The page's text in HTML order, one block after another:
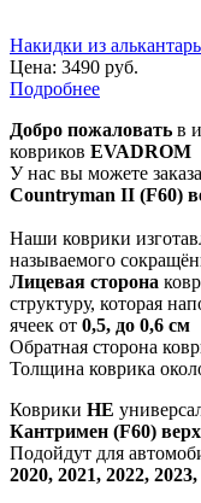
Накидки из
Цена: 3490 руб.
Подробнее
Добро пожаловать в
ковриков EVADROM
У нас вы можете
Countryman II (F60)
Наши коврики
называемого
Лицевая сторона
структуру, которая
ячеек от 0,5, до 0,6 см
Обратная сторона
Толщина коврика
Коврики НЕ
Кантримен (F60)
Подойдут для
2020, 2021, 2022,